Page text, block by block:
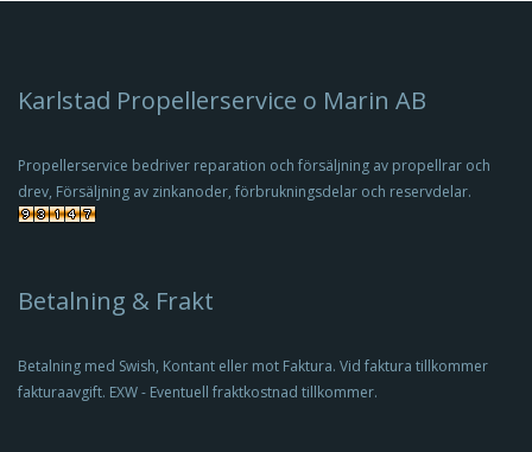
Karlstad Propellerservice o Marin AB
Propellerservice bedriver reparation och försäljning av propellrar och
drev, Försäljning av zinkanoder, förbrukningsdelar och reservdelar.
Betalning & Frakt
Betalning med Swish, Kontant eller mot Faktura. Vid faktura tillkommer
fakturaavgift. EXW - Eventuell fraktkostnad tillkommer.